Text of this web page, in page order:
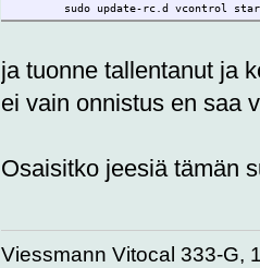
sudo update-rc.d vcontrol
ja tuonne tallentanut ja
ei vain onnistus en saa
Osaisitko jeesiä tämän
Viessmann Vitocal 333-G,